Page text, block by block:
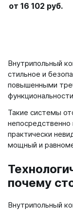
от 16 102 руб.
Внутрипольный
стильное и
повышенными
Такие системы
непосредственно
практически
мощный и
почему
Внутрипольный